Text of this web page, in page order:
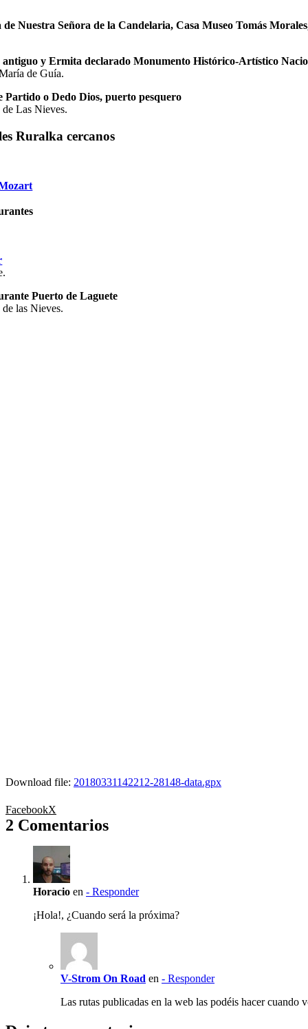
de Nuestra Señora de la Candelaria, Casa Museo Tomás
antiguo y Ermita declarado Monumento Histórico-Artístico
de Guía.
Partido o Dedo Dios, puerto pesquero
de Las Nieves.
Ruralka cercanos
Puerto de Laguete
de las Nieves.
Download file: 20180331142212-28148-data.gpx
FacebookX
2 Comentarios
Horacio en - Responder
¡Hola!, ¿Cuando será la próxima?
V-Strom On Road en - Responder
Las rutas publicadas en la web las podéis hacer cuando